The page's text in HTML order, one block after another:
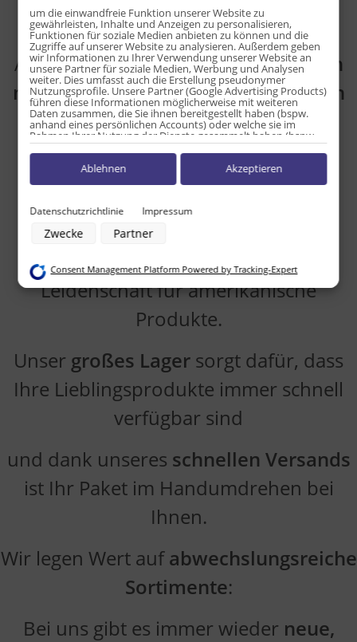
direkt importiert aus den USA.
Alsfamiliengeführtes Unternehmen
mit echten amerikanischen Wurzeln
wissen wir,
was authentischen US-Geschmack
ausmacht.
Seit vielen Jahren stehen wir für
Qualität, Verlässlichkeit und
Leidenschaft für amerikanische
Produkte.
Unser großes Lager sorgt dafür, dass
Ihre Lieblingsprodukte immer schnell
verfügbar sind
und dank unseres schnellen Versands
ist Ihr Paket im Handumdrehen bei
Ihnen.
Wir legen Wert aufabwechslungsreiche
Sortimente:
Bei uns gibt es immer wieder neue,
um die einwandfreie Funktion unserer Website zu
gewährleisten, Inhalte und Anzeigen zu personalisieren,
Funktionen für soziale Medien anbieten zu können und die
Zugriffe auf unserer Website zu analysieren. Außerdem geben
wir Informationen zu Ihrer Verwendung unserer Website an
unsere Partner für soziale Medien, Werbung und Analysen
weiter. Dies umfasst auch die Erstellung pseudonymer
Nutzungsprofile. Unsere Partner (Google Advertising Products)
führen diese Informationen möglicherweise mit weiteren
Daten zusammen, die Sie ihnen bereitgestellt haben (bspw.
anhand eines persönlichen Accounts) oder welche sie im
Rahmen Ihrer Nutzung der Dienste gesammelt haben (bspw.
Nutzungsdaten anderer Geräte). Ihre Einwilligung zur Nutzung
von Cookies und Pixeln können Sie jederzeit widerrufen,
indem Sie auf den Datenschutz-Button links unten klicken und
dort die entsprechenden Anpassungen vornehmen.
Zwecke der Datenverarbeitung durch unsere Partner:
Verwendung reduzierter Daten zur Auswahl von Werbeanzeigen
Erstellung von Profilen zur Personalisierung von Inhalten
Verwendung von Profilen zur Auswahl personalisierter Inhalte
Messung der Werbeleistung
Messung der Performance von Inhalten
Analyse von Zielgruppen durch Statistiken oder Kombinationen von
Verwendung reduzierter Daten zur Auswahl von Inhalten
Besondere Features:
Verwendung genauer Standortdaten
Endgeräteeigenschaften zur Identifikation aktiv abfragen
Datenschutzrichtlinie Impressum
Zwecke Partner
Ablehnen Akzeptieren
Consent Management Platform Powered by Tracking-Expert